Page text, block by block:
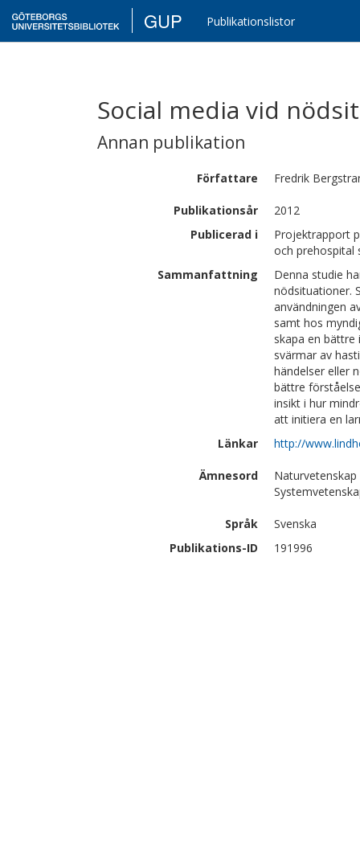
GUP Publikationslistor
Social media vid
Annan publikation
Författare Fredrik
Publikationsår
2012
Publicerad i
Projektrapport
och prehospital
Sammanfattning
Denna studie
nödsituationer.
användningen
samt hos
skapa en bättre
svärmar av
händelser eller
bättre
insikt i hur
att initiera en
Länkar
http://
Ämnesord
Språk
Svenska
Publikations-ID
191996